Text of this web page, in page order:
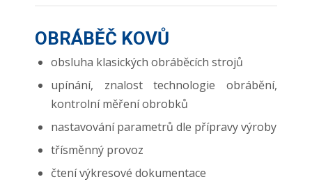
OBRÁBĚČ KOVŮ
obsluha klasických obráběcích strojů
upínání, znalost technologie obrábění,
kontrolní měření obrobků
nastavování parametrů dle přípravy výroby
třísměnný provoz
čtení výkresové dokumentace